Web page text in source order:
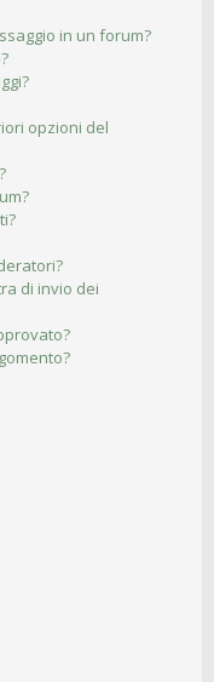
in un forum?
opzioni del
di invio dei